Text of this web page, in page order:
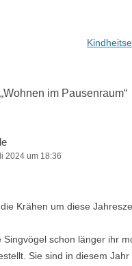
Wohnen im Pausenraum“
2024 um 18:36
Krähen um diese
Singvögel schon länger ihr
Sie sind in diesem